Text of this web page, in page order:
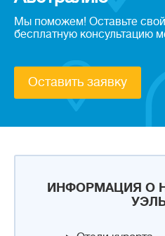
ИНФОРМАЦИЯ О
Мы поможем! Оставьте
бесплатную консультацию
Оставить заявку